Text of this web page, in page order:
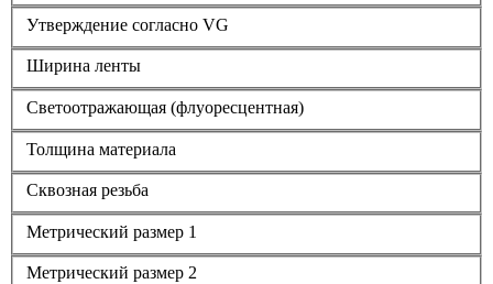
Утверждение согласно VG
Ширина ленты
Светоотражающая (флуоресцентная)
Толщина материала
Сквозная резьба
Метрический размер 1
Метрический размер 2